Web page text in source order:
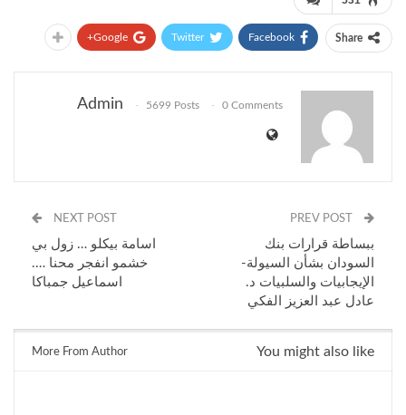
Share
Facebook
Twitter
Google+
Admin 5699 Posts 0 Comments
ببساطة قرارات بنك
السودان بشأن السيولة-
الإيجابيات والسلبيات د.
عادل عبد العزيز الفكي
NEXT POST
اسامة بيكلو … زول بي
خشمو انفجر محنا ….
اسماعيل جمباكا
You might also like
More From Author